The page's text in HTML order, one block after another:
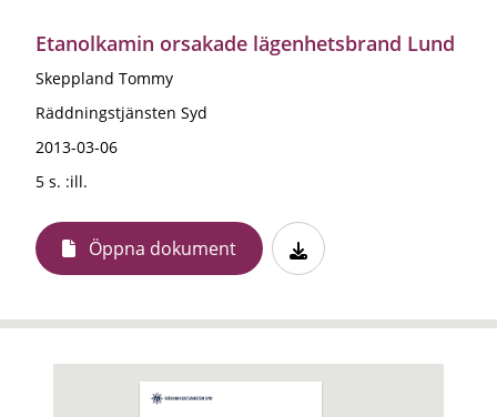
Etanolkamin orsakade lägenhetsbrand Lund
Skeppland Tommy
Räddningstjänsten Syd
2013-03-06
5 s. :ill.
Öppna dokument